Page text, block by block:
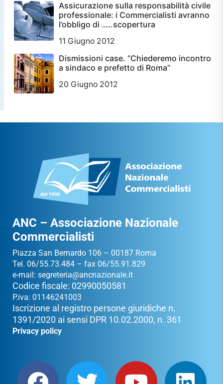
Assicurazione sulla responsabilità civile
professionale: i Commercialisti avranno
l’obbligo di …..scopertura
11 Giugno 2012
Dismissioni case. “Chiederemo incontro
a sindaco e prefetto di Roma”
20 Giugno 2012
ANC – Associazione Nazionale
Commercialisti
Piazza San Bernardo 106 – 00187 Roma
Tel. 06/55.73.484 – fax 06/55.91.829
e-mail: segreteria@ancnazionale.it
Codice fiscale: 02990050581
P.iva: 01146241003
Iscrizione al registro persone giuridiche n.
1391/2020 ai sensi DPR 10.02.2000, n. 361
Privacy policy